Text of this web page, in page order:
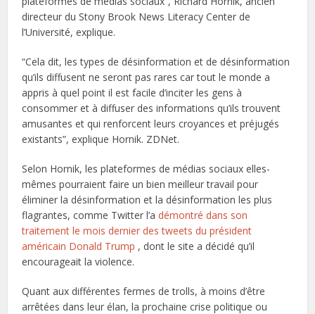
directeur du Stony Brook News Literacy Center de
l’Université, explique.
“Cela dit, les types de désinformation et de désinformation
qu’ils diffusent ne seront pas rares car tout le monde a
appris à quel point il est facile d’inciter les gens à
consommer et à diffuser des informations qu’ils trouvent
amusantes et qui renforcent leurs croyances et préjugés
existants”, explique Hornik. ZDNet.
Selon Hornik, les plateformes de médias sociaux elles-
mêmes pourraient faire un bien meilleur travail pour
éliminer la désinformation et la désinformation les plus
flagrantes, comme Twitter l’adémontré dans son
traitement le mois dernier des tweets du président
américain Donald Trump , dont le site a décidé qu’il
encourageait la violence.
Quant aux différentes fermes de trolls, à moins d’être
arrêtées dans leur élan, la prochaine crise politique ou